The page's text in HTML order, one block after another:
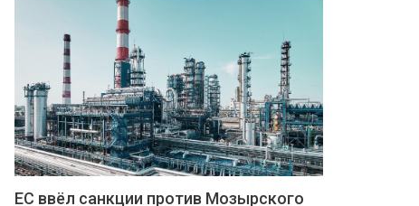
ЕС ввёл санкции против Мозырского